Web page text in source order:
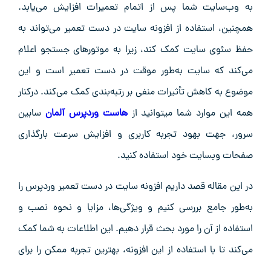
به وب‌سایت شما پس از اتمام تعمیرات افزایش می‌یابد.
همچنین، استفاده از افزونه سایت در دست تعمیر می‌تواند به
حفظ سئوی سایت کمک کند، زیرا به موتورهای جستجو اعلام
می‌کند که سایت به‌طور موقت در دست تعمیر است و این
موضوع به کاهش تأثیرات منفی بر رتبه‌بندی کمک می‌کند. درکنار
همه این موارد شما میتوانید ازهاست وردپرس آلمان سابین
سرور، جهت بهود تجربه کاربری و افزایش سرعت بارگذاری
صفحات وبسایت خود استفاده کنید.
در این مقاله قصد داریم افزونه سایت در دست تعمیر وردپرس را
به‌طور جامع بررسی کنیم و ویژگی‌ها، مزایا و نحوه نصب و
استفاده از آن را مورد بحث قرار دهیم. این اطلاعات به شما کمک
می‌کند تا با استفاده از این افزونه، بهترین تجربه ممکن را برای